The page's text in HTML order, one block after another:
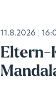
11.8.2026
Eltern-